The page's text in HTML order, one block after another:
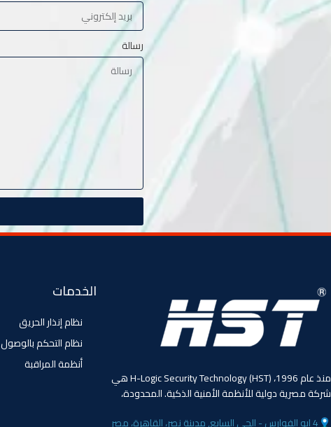
رسالة
منذ عام 1996، (HST) H-Logic Security Technology هي
شركة مصرية دولية للأنظمة الأمنية الذكية. المحدودة،
4 ابو الفوارس - الحي السابع, مدينة نصر، القاهرة، مصر
الخدمات
نظام إنذار الحريق
نظام التحكم بالوصول
أنظمة المراقبة